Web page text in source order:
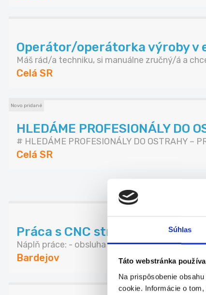
Súhlas
Táto webstránka
Na prispôsobenie
cookie. Informácie o
Operátor/operátorka výroby v
Máš rád/a techniku, si manuálne zručný/á a
Celá SR
Novo pridané
HLEDÁME PROFESIONÁLY DO
# HLEDÁME PROFESIONÁLY DO OSTRAHY –
Celá SR
Práca s CNC strojmi s
Náplň práce: - obsluha CNC strojov (sústruh,
Bardejov